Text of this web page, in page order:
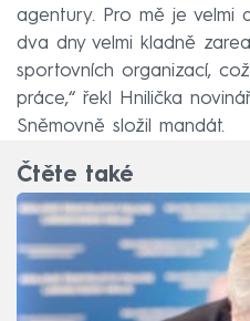
agentury. Pro mě je velmi
dva dny velmi kladně
sportovních organizací,
práce,“ řekl Hnilička
Sněmovně složil mandát.
Čtěte také